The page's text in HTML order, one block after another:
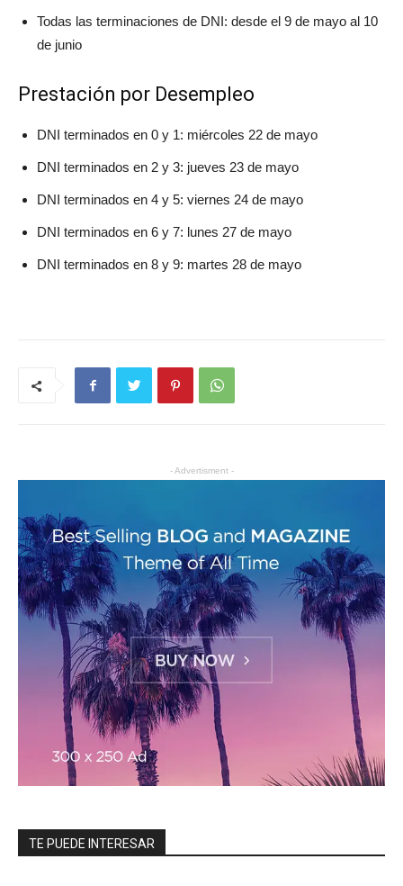
Todas las terminaciones de DNI: desde el 9 de mayo al 10
de junio
Prestación por Desempleo
DNI terminados en 0 y 1: miércoles 22 de mayo
DNI terminados en 2 y 3: jueves 23 de mayo
DNI terminados en 4 y 5: viernes 24 de mayo
DNI terminados en 6 y 7: lunes 27 de mayo
DNI terminados en 8 y 9: martes 28 de mayo
- Advertisment -
TE PUEDE INTERESAR